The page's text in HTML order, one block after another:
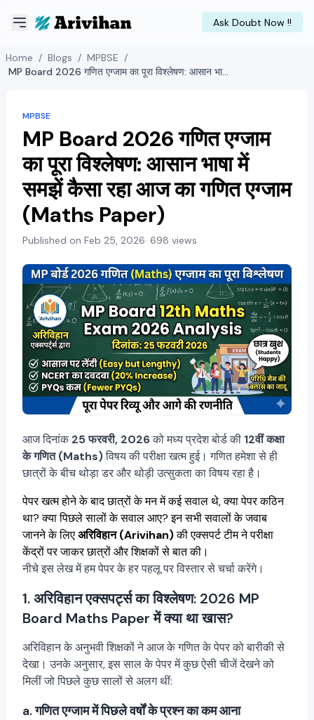
Ask Doubt Now !!
Home / Blogs / MPBSE /
MP Board 2026 गणित एग्जाम का पूरा विश्लेषण: आसान भाषा में समझें कैसा रहा आज का गणित एग्जाम (Maths Paper)
MPBSE
MP Board 2026 गणित एग्जाम
का पूरा विश्लेषण: आसान भाषा में
समझें कैसा रहा आज का गणित एग्जाम
(Maths Paper)
Published on Feb 25, 2026· 698 views
आज दिनांक 25 फरवरी, 2026को मध्य प्रदेश बोर्ड की 12वीं कक्षा
के गणित (Maths)विषय की परीक्षा खत्म हुई। गणित हमेशा से ही
छात्रों के बीच थोड़ा डर और थोड़ी उत्सुकता का विषय रहा है।
पेपर खत्म होने के बाद छात्रों के मन में कई सवाल थे, क्या पेपर कठिन
था? क्या पिछले सालों के सवाल आए? इन सभी सवालों के जवाब
जानने के लिएअरिविहान (Arivihan)की एक्सपर्ट टीम ने परीक्षा
केंद्रों पर जाकर छात्रों और शिक्षकों से बात की।
नीचे इस लेख में हम पेपर के हर पहलू पर विस्तार से चर्चा करेंगे।
1. अरिविहान एक्सपर्ट्स का विश्लेषण: 2026 MP
Board Maths Paper में क्या था खास?
अरिविहान के अनुभवी शिक्षकों ने आज के गणित के पेपर को बारीकी से
देखा। उनके अनुसार, इस साल के पेपर में कुछ ऐसी चीजें देखने को
मिलीं जो पिछले कुछ सालों से अलग थीं:
a. गणित एग्जाम में पिछले वर्षों के प्रश्न का कम आना